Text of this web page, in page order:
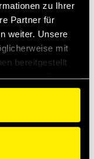
zu Ihrer
Partner für
weiter. Unsere
mit
bereitgestellt
free